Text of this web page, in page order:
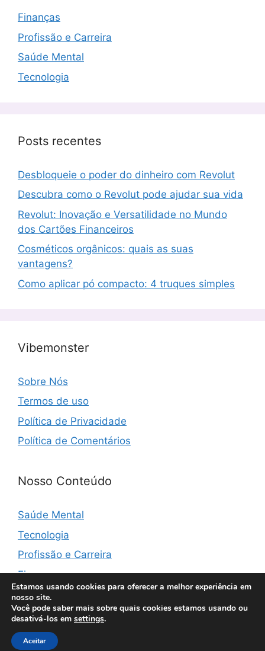
Finanças
Profissão e Carreira
Saúde Mental
Tecnologia
Posts recentes
Desbloqueie o poder do dinheiro com Revolut
Descubra como o Revolut pode ajudar sua vida
Revolut: Inovação e Versatilidade no Mundo
dos Cartões Financeiros
Cosméticos orgânicos: quais as suas
vantagens?
Como aplicar pó compacto: 4 truques simples
Vibemonster
Sobre Nós
Termos de uso
Política de Privacidade
Política de Comentários
Nosso Conteúdo
Saúde Mental
Tecnologia
Profissão e Carreira
Finanças
© 2026 Vibemonster
Estamos usando cookies para oferecer a melhor experiência em
nosso site.
Você pode saber mais sobre quais cookies estamos usando ou
desativá-los em settings.
Aceitar